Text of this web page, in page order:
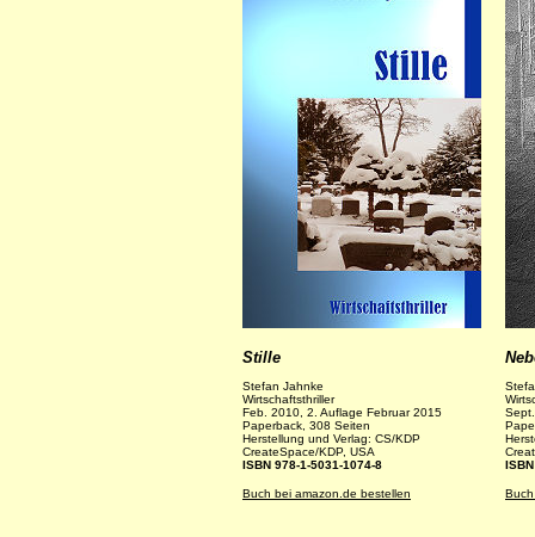
Stille
Stefan Jahnke
Wirtschaftsthriller
Feb. 2010, 2. Auflage Februar 2015
Paperback, 308 Seiten
Herstellung und Verlag: CS/KDP
CreateSpace/KDP, USA
ISBN 978-1-5031-1074-8
Buch bei amazon.de bestellen